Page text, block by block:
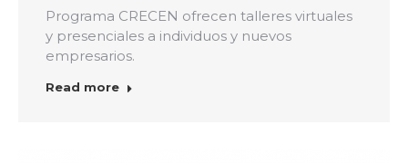
Programa CRECEN ofrecen talleres virtuales
y presenciales a individuos y nuevos
empresarios.
Read more